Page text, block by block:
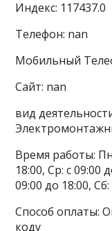
Индекс: 117437.0
Телефон: nan
Мобильный
Сайт: nan
вид
Время работы:
18:00, Ср: с 09:00
09:00 до 18:00,
Способ оплаты:
коду